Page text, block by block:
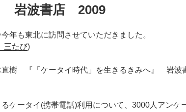
岩波書店 2009
年も東北に訪問させていただきました。
三たび)
直樹 『「ケータイ時代」を生きるきみへ』 岩
ケータイ(携帯電話)利用について、3000人アンケ